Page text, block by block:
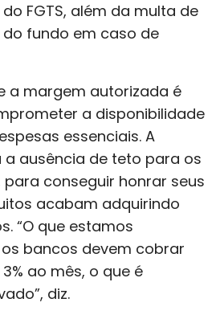
FGTS, além da multa de
fundo em caso de
a margem autorizada é
a disponibilidade
essenciais. A
ausência de teto para os
conseguir honrar seus
acabam adquirindo
“O que estamos
bancos devem cobrar
ao mês, o que é
diz.